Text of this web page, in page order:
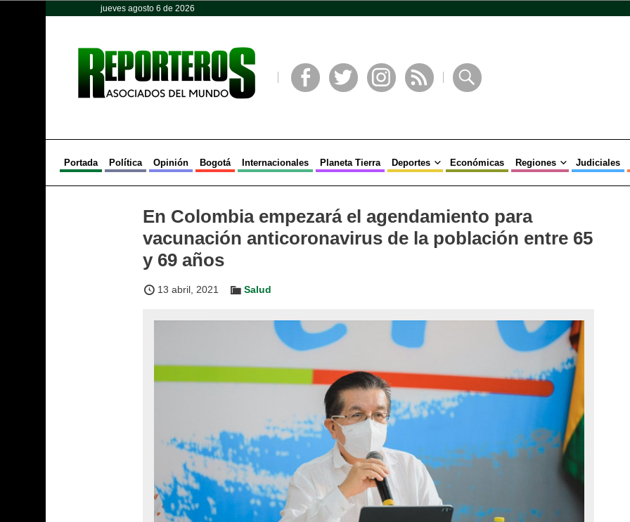
jueves agosto 6 de 2026
Portada Política Opinión Bogotá Internacionales Planeta Tierra Deportes Económicas Regiones Judiciales
En Colombia empezará el agendamiento para
vacunación anticoronavirus de la población entre 65
y 69 años
13 abril, 2021 Salud
Opinión Política